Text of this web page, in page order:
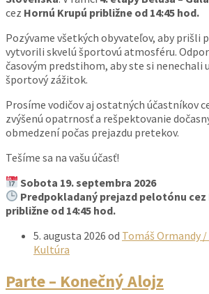
cez Hornú Krupú približne od 14:45 hod.
Pozývame všetkých obyvateľov, aby prišli
vytvorili skvelú športovú atmosféru.
časovým predstihom, aby ste si nenechali
športový zážitok.
Prosíme vodičov aj ostatných účastníkov
zvýšenú opatrnosť a rešpektovanie
obmedzení počas prejazdu pretekov.
Tešíme sa na vašu účasť!
Sobota 19. septembra 2026
Predpokladaný prejazd pelotónu cez
približne od 14:45 hod.
5. augusta 2026 od Tomáš Ormandy
Kultúra
Parte – Konečný Alojz